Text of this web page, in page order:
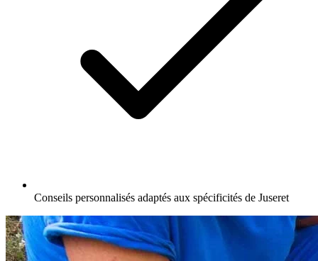
Conseils personnalisés adaptés aux spécificités de Juseret